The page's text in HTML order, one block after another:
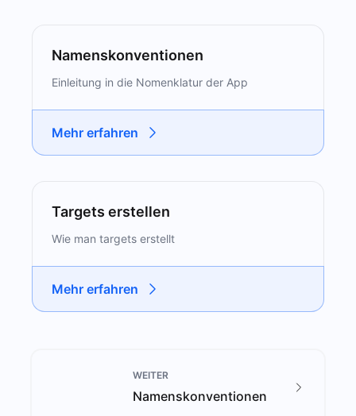
Namenskonventionen
Einleitung in die Nomenklatur der App
Mehr erfahren
Targets erstellen
Wie man targets erstellt
Mehr erfahren
WEITER
Namenskonventionen